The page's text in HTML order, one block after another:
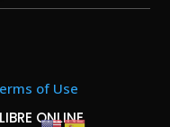
of Use
ONLINE